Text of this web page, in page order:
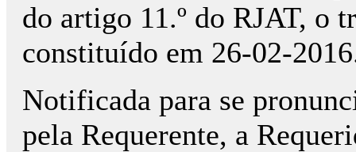
do artigo 11.º do RJAT,
constituído em 26-02-
Notificada para se
pela Requerente, a